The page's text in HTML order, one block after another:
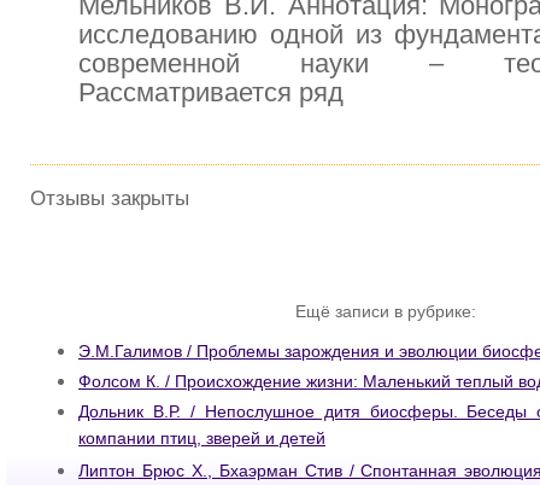
исследованию одной из
современной науки –
Рассматривается ряд
Отзывы закрыты
Ещё записи в рубрике:
Э.М.Галимов / Проблемы зарождения и эволюции
Фолсом К. / Происхождение жизни: Маленький теплый
Дольник В.Р. / Непослушное дитя биосферы. Беседы
компании птиц, зверей и детей
Липтон Брюс X., Бхаэрман Стив / Спонтанная